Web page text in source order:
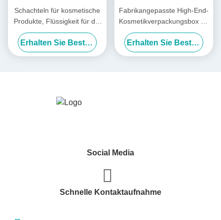
Schachteln für kosmetische
Produkte, Flüssigkeit für die
Mundgesundheit,
Lasergeschenk- und Flip-
Cover-Verpackung
Erhalten Sie Besten Preis
Fabrikangepasste High-End-
Kosmetikverpackungsbox für
Maske / Lotion /
Essenzwasser / Lippenstift
Erhalten Sie Besten Preis
Social Media
Schnelle Kontaktaufnahme